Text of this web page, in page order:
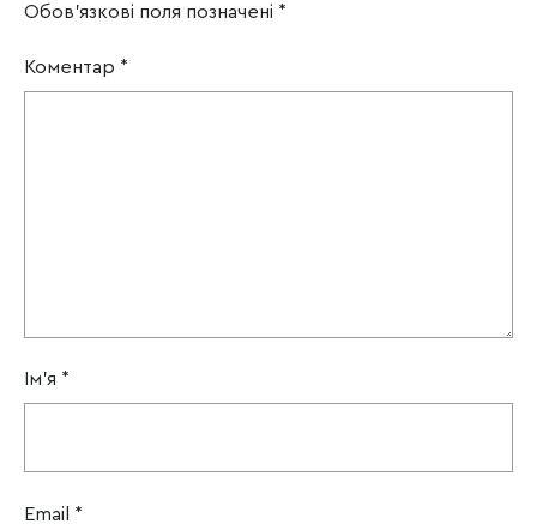
Обов’язкові поля позначені *
Коментар *
Ім'я *
Email *